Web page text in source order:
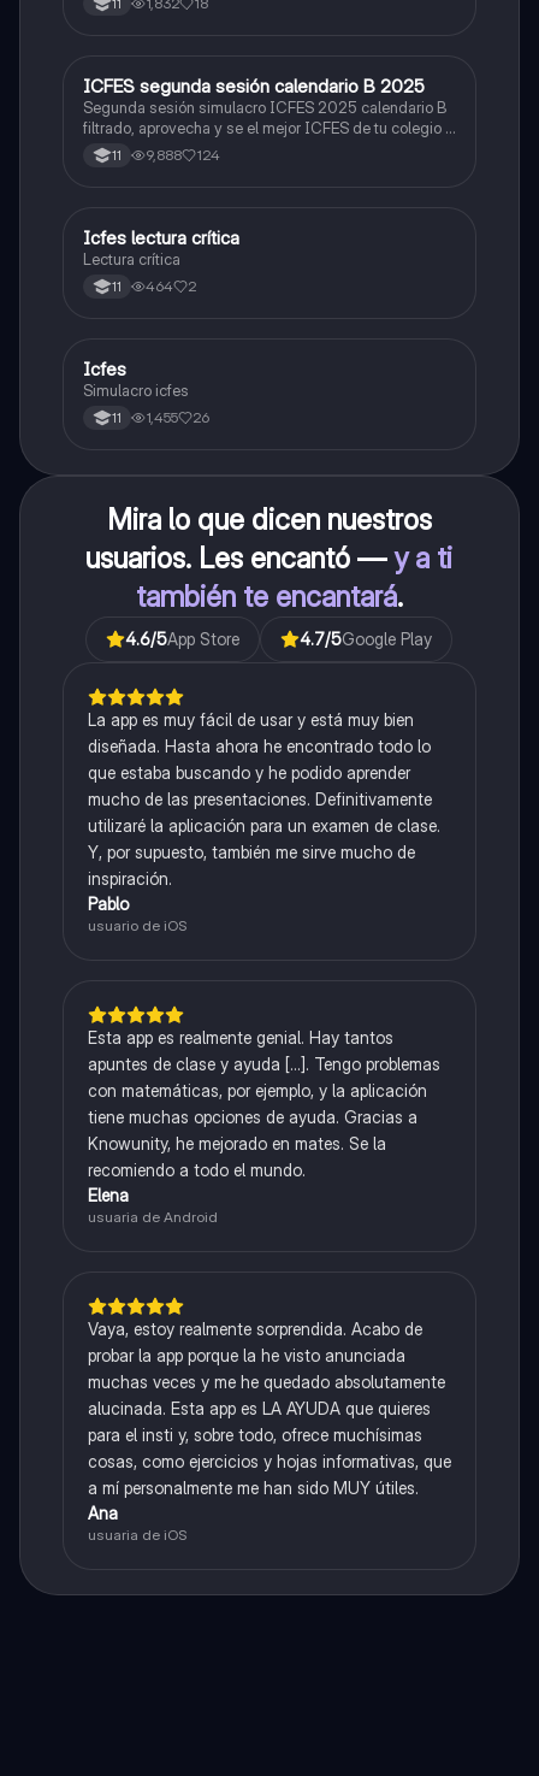
ICFES: Lectura Crítica
ICFES segunda sesión calendario B 2025
Segunda sesión simulacro ICFES 2025 calendario B
filtrado, aprovecha y se el mejor ICFES de tu colegio y
poder ingresar a universidad, y estudiar aquella
carrera con la que tanto sueñas.
11 9,888 124
Lengua Castellana
Icfes lectura crítica
Lectura crítica
11 464 2
ICFES: Sociales y Ciudadanas
Icfes
Simulacro icfes
11 1,455 26
Mira lo que dicen nuestros
usuarios. Les encantó —y a ti
también te encantará.
4.6/5App Store 4.7/5Google Play
La app es muy fácil de usar y está muy bien
diseñada. Hasta ahora he encontrado todo lo
que estaba buscando y he podido aprender
mucho de las presentaciones. Definitivamente
utilizaré la aplicación para un examen de clase.
Y, por supuesto, también me sirve mucho de
inspiración.
Pablo
usuario de iOS
Esta app es realmente genial. Hay tantos
apuntes de clase y ayuda [...]. Tengo problemas
con matemáticas, por ejemplo, y la aplicación
tiene muchas opciones de ayuda. Gracias a
Knowunity, he mejorado en mates. Se la
recomiendo a todo el mundo.
Elena
usuaria de Android
Vaya, estoy realmente sorprendida. Acabo de
probar la app porque la he visto anunciada
muchas veces y me he quedado absolutamente
alucinada. Esta app es LA AYUDA que quieres
para el insti y, sobre todo, ofrece muchísimas
cosas, como ejercicios y hojas informativas, que
a mí personalmente me han sido MUY útiles.
Ana
usuaria de iOS